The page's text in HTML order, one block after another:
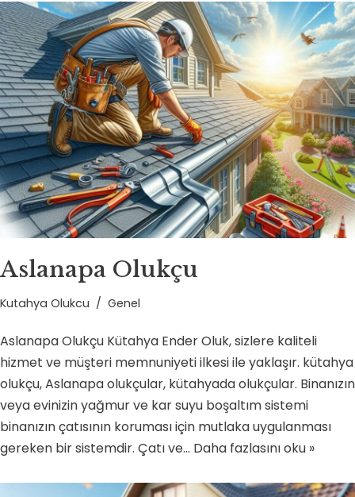
Aslanapa Olukçu
Kutahya Olukcu Genel
Aslanapa Olukçu Kütahya Ender Oluk, sizlere kaliteli
hizmet ve müşteri memnuniyeti ilkesi ile yaklaşır. kütahya
olukçu, Aslanapa olukçular, kütahyada olukçular. Binanızın
veya evinizin yağmur ve kar suyu boşaltım sistemi
binanızın çatısının koruması için mutlaka uygulanması
gereken bir sistemdir. Çatı ve… Daha fazlasını oku »